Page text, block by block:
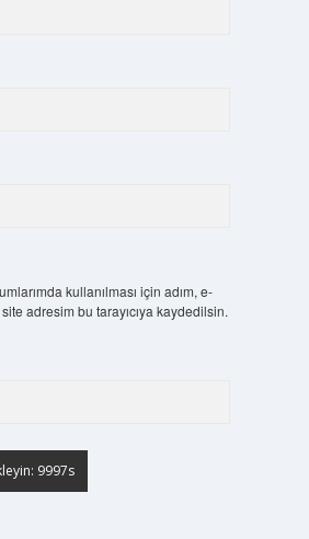
kullanılması için adım, e-
adresim bu tarayıcıya kaydedilsin.